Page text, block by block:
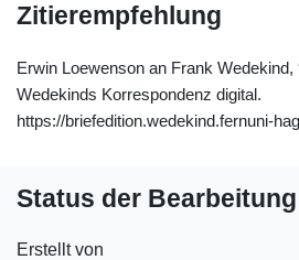
Zitierempfehlung
Erwin Loewenson an Frank Wedekind,
Wedekinds Korrespondenz digital.
https://briefedition.wedekind.fernuni-
Status der Bearbeitung
Erstellt von